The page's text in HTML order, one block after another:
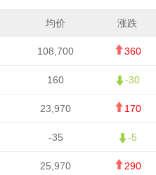
均价 涨跌
108,700 360
160 -30
23,970 170
-35 -5
25,970 290